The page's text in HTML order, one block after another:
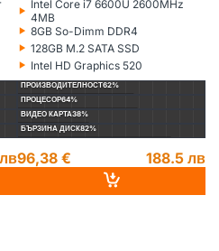
‣
Процесор:
Intel Core i7 6600U 2600MHz
4MB
‣
Рам памет:
8GB So-Dimm DDR4
‣
Хард диск:
128GB M.2 SATA SSD
‣
Видеокарта:
Intel HD Graphics 520
ПРОИЗВОДИТЕЛНОСТ62%
ПРОЦЕСОР64%
ВИДЕО КАРТА38%
БЪРЗИНА ДИСК82%
96,38 € 188.5 лв